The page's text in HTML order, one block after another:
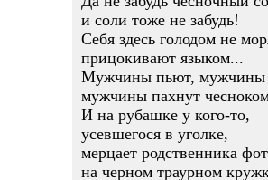
и соли тоже не забудь!
Себя здесь голодом не
прицокивают языком...
Мужчины пьют, мужчины
мужчины пахнут
И на рубашке у кого-то,
усевшегося в уголке,
мерцает родственника
на черном траурном